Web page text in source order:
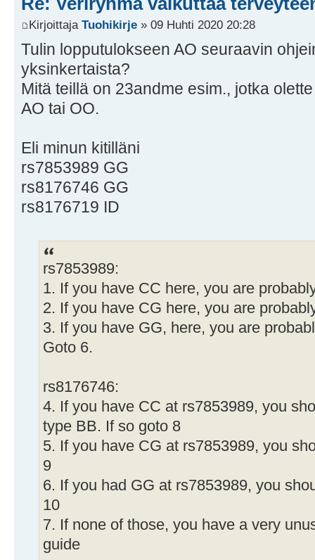
Kirjoittaja Tuohikirje » 09 Huhti 2020 20:28
Tulin lopputulokseen AO seuraavin
yksinkertaista?
Mitä teillä on 23andme esim., jotka
AO tai OO.
Eli minun kitilläni
rs7853989 GG
rs8176746 GG
rs8176719 ID
rs7853989:
1. If you have CC here, you are
2. If you have CG here, you are
3. If you have GG, here, you are
Goto 6.
rs8176746:
4. If you have CC at rs7853989, you
type BB. If so goto 8
5. If you have CG at rs7853989, you
9
6. If you had GG at rs7853989, you
10
7. If none of those, you have a very
guide